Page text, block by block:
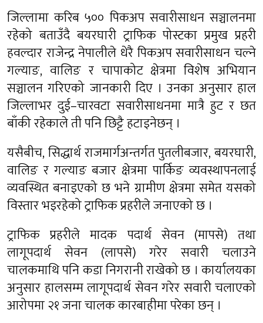
जिल्लामा करिब ५०० पिकअप सवारीसाधन सञ्चालनमा
रहेको बताउँदै बयरघारी ट्राफिक पोस्टका प्रमुख प्रहरी
हवल्दार राजेन्द्र नेपालीले धेरै पिकअप सवारीसाधन चल्ने
गल्याङ, वालिङ र चापाकोट क्षेत्रमा विशेष अभियान
सञ्चालन गरिएको जानकारी दिए । उनका अनुसार हाल
जिल्लाभर दुई–चारवटा सवारीसाधनमा मात्रै हुट र छत
बाँकी रहेकाले ती पनि छिट्टै हटाइनेछन् ।
यसैबीच, सिद्धार्थ राजमार्गअन्तर्गत पुतलीबजार, बयरघारी,
वालिङ र गल्याङ बजार क्षेत्रमा पार्किङ व्यवस्थापनलाई
व्यवस्थित बनाइएको छ भने ग्रामीण क्षेत्रमा समेत यसको
विस्तार भइरहेको ट्राफिक प्रहरीले जनाएको छ ।
ट्राफिक प्रहरीले मादक पदार्थ सेवन (मापसे) तथा
लागूपदार्थ सेवन (लापसे) गरेर सवारी चलाउने
चालकमाथि पनि कडा निगरानी राखेको छ । कार्यालयका
अनुसार हालसम्म लागूपदार्थ सेवन गरेर सवारी चलाएको
आरोपमा २१ जना चालक कारबाहीमा परेका छन् ।